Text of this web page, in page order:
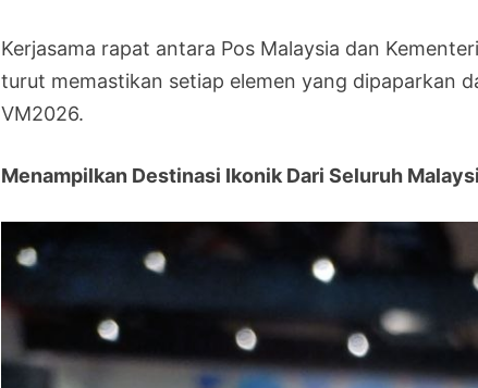
Kerjasama rapat antara Pos Malaysia dan
turut memastikan setiap elemen yang dipaparkan
VM2026.
Menampilkan Destinasi Ikonik Dari Seluruh